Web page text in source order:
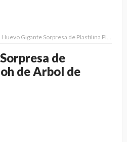
Huevo Gigante Sorpresa de Plastilina Playdoh de Arbol de Navidad
de
de Arbol de